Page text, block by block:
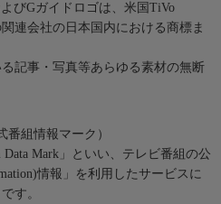
びGガイドロゴは、米国TiVo
連会社の日本国内における商標ま
記事・写真等あらゆる素材の無断
番組情報マーク）
Mark」といい、テレビ番組の公
情報」を利用したサービスに
す。